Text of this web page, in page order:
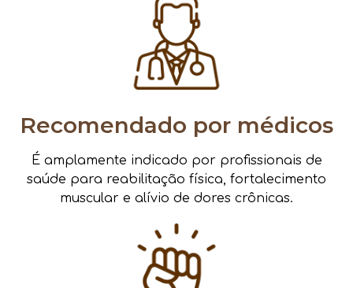
Recomendado por médicos
É amplamente indicado por profissionais de
saúde para reabilitação física, fortalecimento
muscular e alívio de dores crônicas.